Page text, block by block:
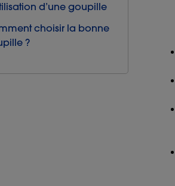
d’une goupille
choisir la bonne
?